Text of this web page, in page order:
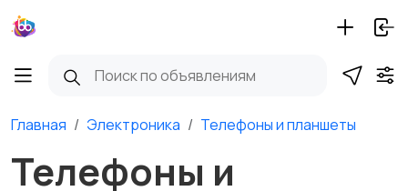
Главная Электроника Телефоны и планшеты
Телефоны и